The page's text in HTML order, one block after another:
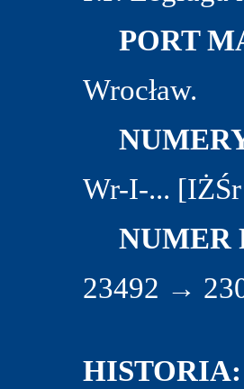
PORT
Wrocław.
Wr-I-... [IŻŚr
NUMER
23492 →
HISTORIA: